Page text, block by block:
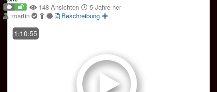
148 Ansichten
5 Jahre her
:martin
Beschreibung
1:10:55